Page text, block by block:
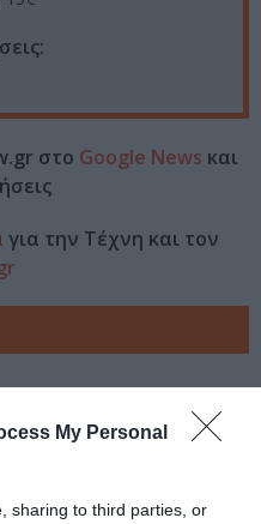
My Personal
sharing to third parties, or
στο Google News και
για την Τέχνη και τον
ΙΟΥΛΙΑ ΚΑΡΑΠΑΤΑΚΗ